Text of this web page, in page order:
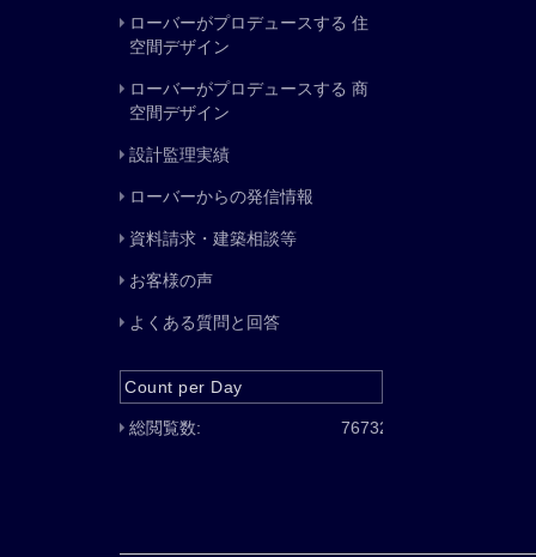
ローバーがプロデュースする 住
空間デザイン
ローバーがプロデュースする 商
空間デザイン
設計監理実績
ローバーからの発信情報
資料請求・建築相談等
お客様の声
よくある質問と回答
Count per Day
76732
総閲覧数: